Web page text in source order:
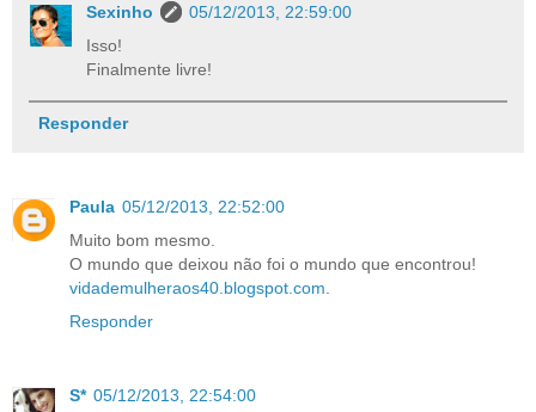
Sexinho
05/12/2013, 22:59:00
Isso!
Finalmente livre!
Responder
Paula 05/12/2013, 22:52:00
Muito bom mesmo.
O mundo que deixou não foi o mundo que encontrou!
vidademulheraos40.blogspot.com
Responder
S* 05/12/2013, 22:54:00